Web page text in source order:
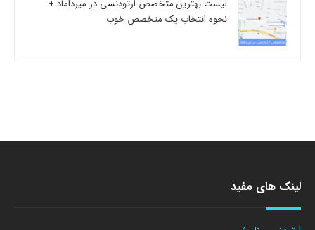
لیست بهترین متخصص ارتودنسی در میرداماد +
نحوه انتخاب یک متخصص خوب
لینک های مفید